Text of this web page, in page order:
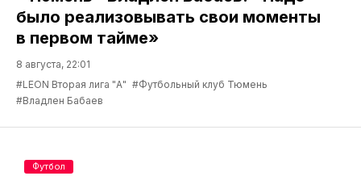
было реализовывать свои моменты
в первом тайме»
8 августа, 22:01
#LEON Вторая лига "А" #Футбольный клуб Тюмень
#Владлен Бабаев
Футбол